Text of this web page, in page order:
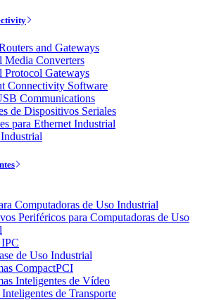
and Gateways
Media Converters
Protocol Gateways
Connectivity Software
Communications
de Dispositivos Seriales
para Ethernet Industrial
Computadoras de Uso Industrial
Periféricos para Computadoras de Uso
de Uso Industrial
CompactPCI
Inteligentes de Vídeo
Inteligentes de Transporte